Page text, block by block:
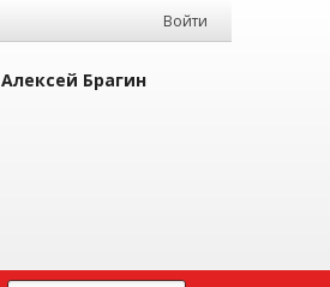
Войти
Алексей Брагин